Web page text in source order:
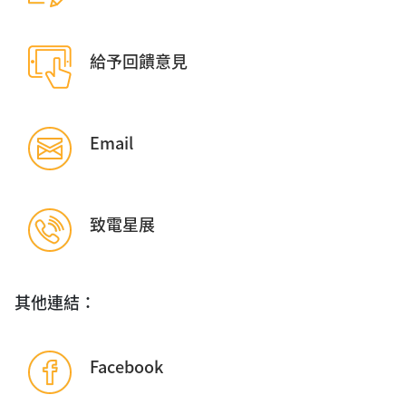
給予回饋意見
Email
致電星展
其他連結：
Facebook